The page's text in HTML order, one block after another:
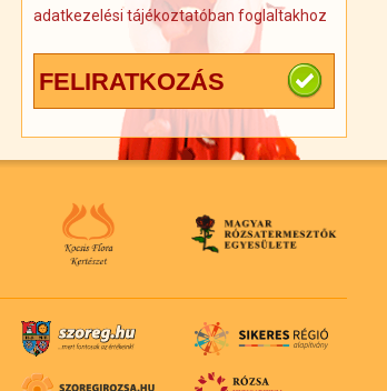
adatkezelési tájékoztatóban foglaltakhoz